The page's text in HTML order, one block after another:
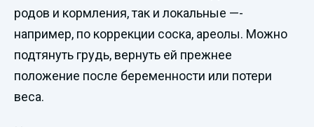
родов и кормления, так и локальные —-
например, по коррекции соска, ареолы. Можно
подтянуть грудь, вернуть ей прежнее
положение после беременности или потери
веса.